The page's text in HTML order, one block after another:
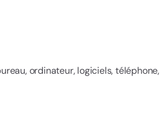
ordinateur, logiciels, téléphone,